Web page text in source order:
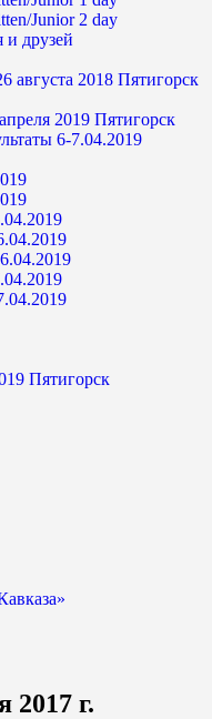
Junior 2 day
и друзей
августа 2018 Пятигорск
2019 Пятигорск
6-7.04.2019
Пятигорск
2017 г.